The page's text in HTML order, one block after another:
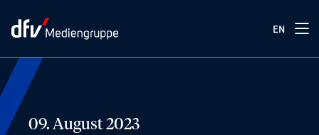
EN
09. August 2023